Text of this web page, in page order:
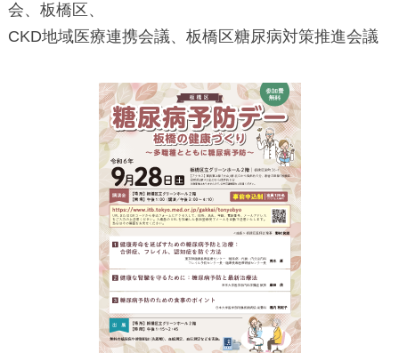
会、板橋区、
CKD地域医療連携会議、板橋区糖尿病対策推進会議